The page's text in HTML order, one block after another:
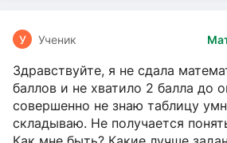
У Ученик
Здравствуйте, я не сдала
баллов и не хватило 2 балла до
совершенно не знаю таблицу
складываю. Не получается